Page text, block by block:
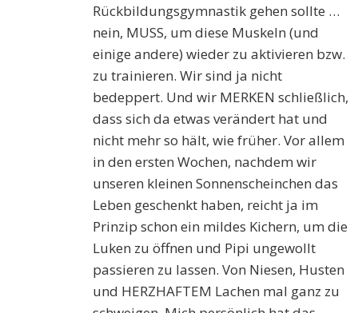
Rückbildungsgymnastik gehen sollte …
nein, MUSS, um diese Muskeln (und
einige andere) wieder zu aktivieren bzw.
zu trainieren. Wir sind ja nicht
bedeppert. Und wir MERKEN schließlich,
dass sich da etwas verändert hat und
nicht mehr so hält, wie früher. Vor allem
in den ersten Wochen, nachdem wir
unseren kleinen Sonnenscheinchen das
Leben geschenkt haben, reicht ja im
Prinzip schon ein mildes Kichern, um die
Luken zu öffnen und Pipi ungewollt
passieren zu lassen. Von Niesen, Husten
und HERZHAFTEM Lachen mal ganz zu